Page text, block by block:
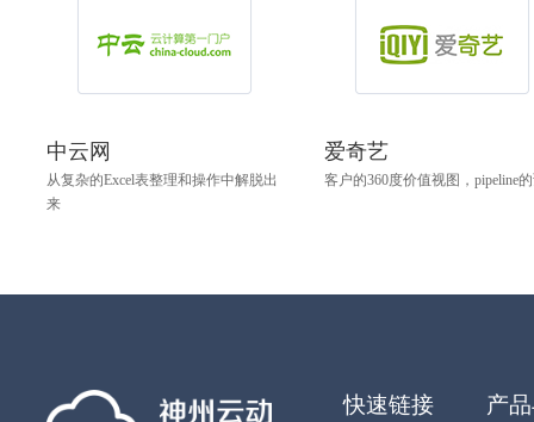
中云网
从复杂的Excel表整理和操作中解脱出
来
爱奇艺
客户的360度价值视图，pipeline
快速链接
产